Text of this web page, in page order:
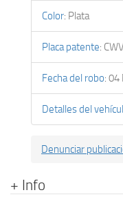
Color: Plata
Placa patente:
Fecha del robo: 04
Detalles del
Denunciar
+ Info